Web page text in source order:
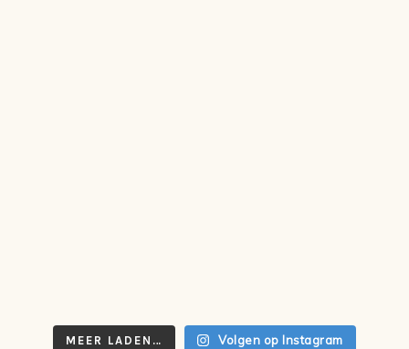
MEER LADEN… Volgen op Instagram